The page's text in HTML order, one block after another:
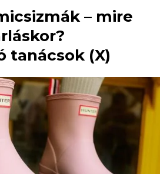
– mire
tanácsok (X)